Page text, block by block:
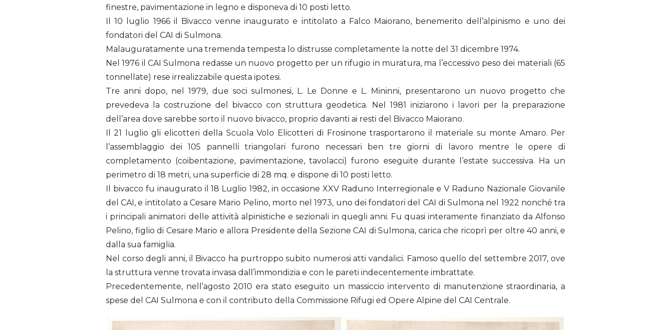
finestre, pavimentazione in legno e disponeva di 10 posti letto.
Il 10 luglio 1966 il Bivacco venne inaugurato e intitolato a Falco Maiorano, benemerito dell’alpinismo e uno dei
fondatori del CAI di Sulmona.
Malauguratamente una tremenda tempesta lo distrusse completamente la notte del 31 dicembre 1974.
Nel 1976 il CAI Sulmona redasse un nuovo progetto per un rifugio in muratura, ma l’eccessivo peso dei materiali (65
tonnellate) rese irrealizzabile questa ipotesi.
Tre anni dopo, nel 1979, due soci sulmonesi, L. Le Donne e L. Mininni, presentarono un nuovo progetto che
prevedeva la costruzione del bivacco con struttura geodetica. Nel 1981 iniziarono i lavori per la preparazione
dell’area dove sarebbe sorto il nuovo bivacco, proprio davanti ai resti del Bivacco Maiorano.
Il 21 luglio gli elicotteri della Scuola Volo Elicotteri di Frosinone trasportarono il materiale su monte Amaro. Per
l’assemblaggio dei 105 pannelli triangolari furono necessari ben tre giorni di lavoro mentre le opere di
completamento (coibentazione, pavimentazione, tavolacci) furono eseguite durante l’estate successiva. Ha un
perimetro di 18 metri, una superficie di 28 mq. e dispone di 10 posti letto.
Il bivacco fu inaugurato il 18 Luglio 1982, in occasione XXV Raduno Interregionale e V Raduno Nazionale Giovanile
del CAI, e intitolato a Cesare Mario Pelino, morto nel 1973, uno dei fondatori del CAI di Sulmona nel 1922 nonché tra
i principali animatori delle attività alpinistiche e sezionali in quegli anni. Fu quasi interamente finanziato da Alfonso
Pelino, figlio di Cesare Mario e allora Presidente della Sezione CAI di Sulmona, carica che ricoprì per oltre 40 anni, e
dalla sua famiglia.
Nel corso degli anni, il Bivacco ha purtroppo subito numerosi atti vandalici. Famoso quello del settembre 2017, ove
la struttura venne trovata invasa dall’immondizia e con le pareti indecentemente imbrattate.
Precedentemente, nell’agosto 2010 era stato eseguito un massiccio intervento di manutenzione straordinaria, a
spese del CAI Sulmona e con il contributo della Commissione Rifugi ed Opere Alpine del CAI Centrale.